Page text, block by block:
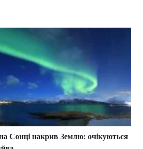
Сонці накрив Землю: очікуються